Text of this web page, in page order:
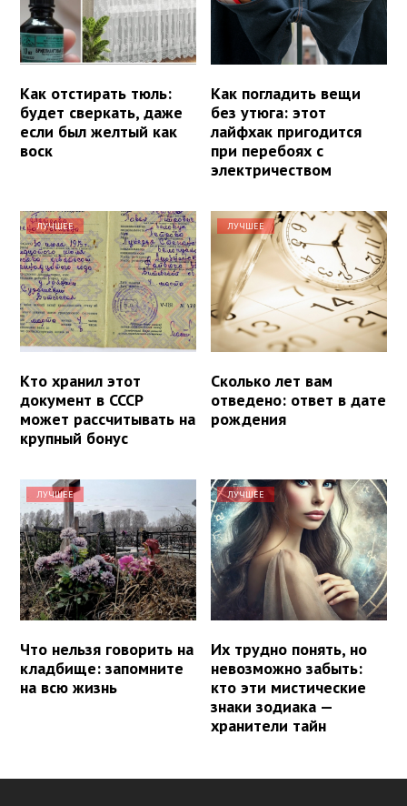
Как отстирать тюль:
будет сверкать, даже
если был желтый как
воск
Как погладить вещи
без утюга: этот
лайфхак пригодится
при перебоях с
электричеством
ЛУЧШЕЕ
Кто хранил этот
документ в СССР
может рассчитывать на
крупный бонус
ЛУЧШЕЕ
Сколько лет вам
отведено: ответ в дате
рождения
ЛУЧШЕЕ
Что нельзя говорить на
кладбище: запомните
на всю жизнь
ЛУЧШЕЕ
Их трудно понять, но
невозможно забыть:
кто эти мистические
знаки зодиака —
хранители тайн